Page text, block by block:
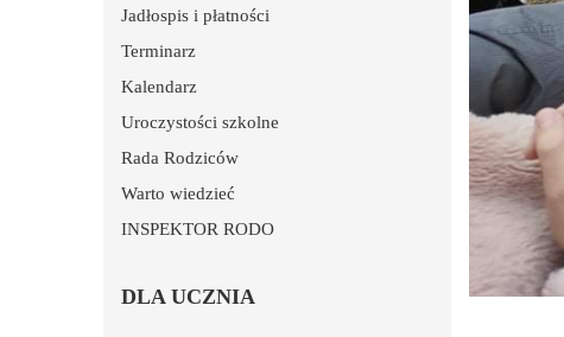
Jadłospis i płatności
Terminarz
Kalendarz
Uroczystości szkolne
Rada Rodziców
Warto wiedzieć
INSPEKTOR RODO
DLA UCZNIA